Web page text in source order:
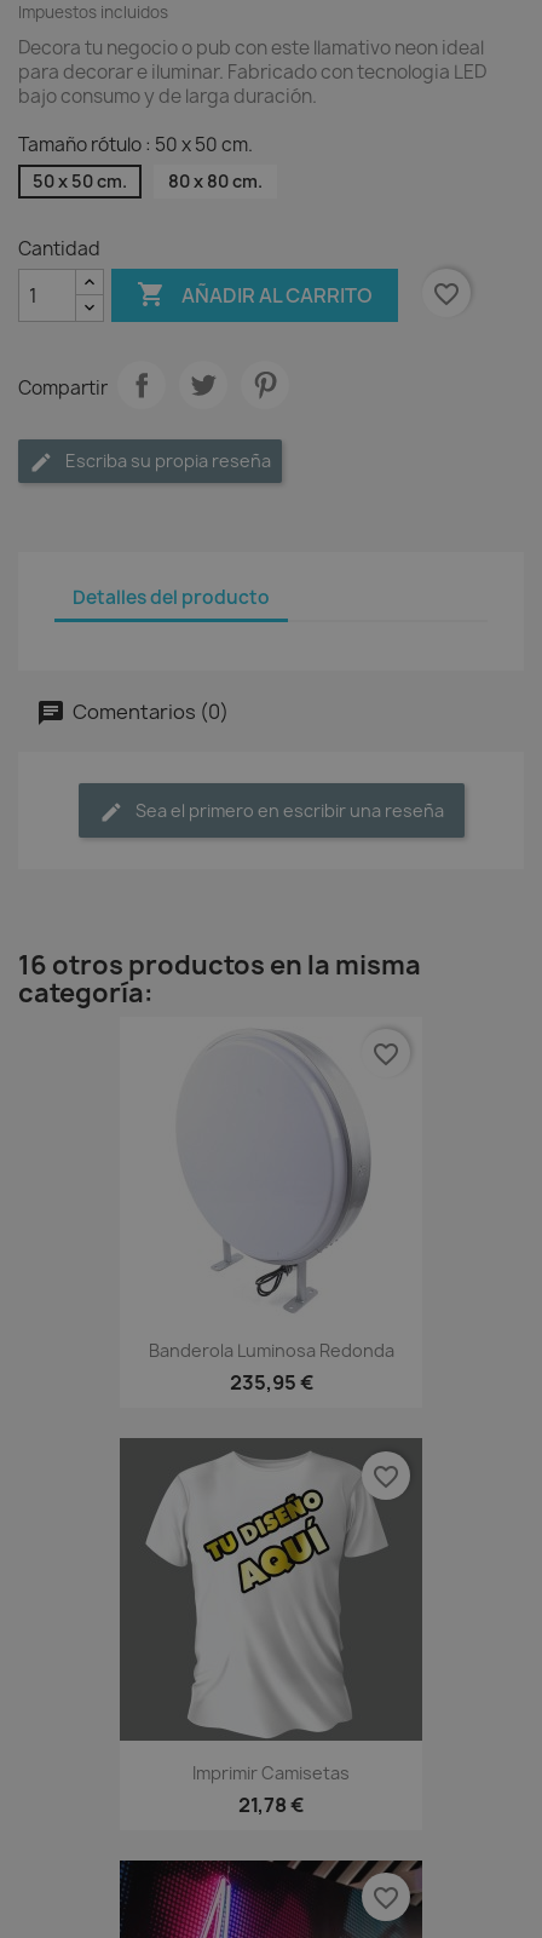
Impuestos incluidos
Decora tu negocio o pub con este llamativo neon ideal
para decorar e iluminar. Fabricado con tecnologia LED
bajo consumo y de larga duración.
Tamaño rótulo : 50 x 50 cm.
50 x 50 cm. 80 x 80 cm.
Cantidad
 AÑADIR AL CARRITO favorite_border
Compartir
Escriba su propia reseña
Detalles del producto
Comentarios (0)
Sea el primero en escribir una reseña
16 otros productos en la misma
categoría:
Banderola Luminosa Redonda
235,95 €
favorite_border
Imprimir Camisetas
21,78 €
favorite_border
favorite_border